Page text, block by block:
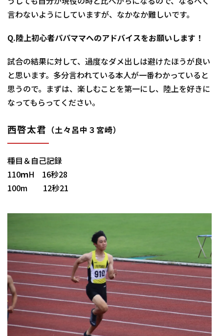
うしても自分が現役の時と比べがちになるので、なるべく
言わないようにしていますが、なかなか難しいです。
Q.陸上初心者パパママへのアドバイスをお願いします！
試合の結果に対して、過度なダメ出しは避けたほうが良い
と思います。多分言われている本人が一番わかっていると
思うので。まずは、楽しむことを第一にし、陸上を好きに
なってもらってください。
西啓太君 （土々呂中３宮崎）
種目＆自己記録
110ｍH 16秒28
100m 12秒21